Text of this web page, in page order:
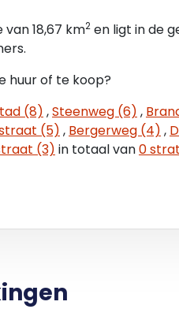
18,67 km2en ligt in de
huur of te koop?
(8) ,Steenweg (6) ,
(5) , Bergerweg (4) ,
(3) in totaal van0